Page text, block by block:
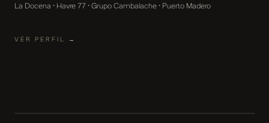
La Docena · Havre 77 · Grupo Cambalache · Puerto Madero
VER PERFIL →